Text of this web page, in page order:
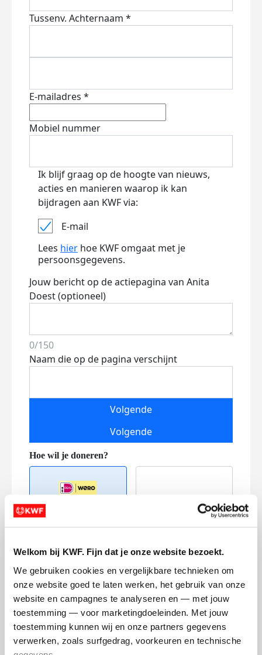
Welkom bij KWF. Fijn dat je onze website bezoekt.
We gebruiken cookies en vergelijkbare technieken om
onze website goed te laten werken, het gebruik van onze
website en campagnes te analyseren en — met jouw
toestemming — voor marketingdoeleinden. Met jouw
toestemming kunnen wij en onze partners gegevens
verwerken, zoals surfgedrag, voorkeuren en technische
Tussenv. Achternaam *
E-mailadres *
Mobiel nummer
Ik blijf graag op de hoogte van nieuws,
acties en manieren waarop ik kan
bijdragen aan KWF via:
E-mail
Lees hier hoe KWF omgaat met je
persoonsgegevens.
Jouw bericht op de actiepagina van Anita
Doest (optioneel)
0/150
Naam die op de pagina verschijnt
Volgende
Volgende
Creditcard
Referentie